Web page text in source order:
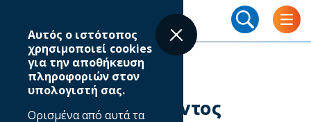
main
content
Φόρμα Ενδιαφέροντος
Αυτός ο ιστότοπος
χρησιμοποιεί cookies
για την αποθήκευση
πληροφοριών στον
υπολογιστή σας.
Ορισμένα από αυτά τα